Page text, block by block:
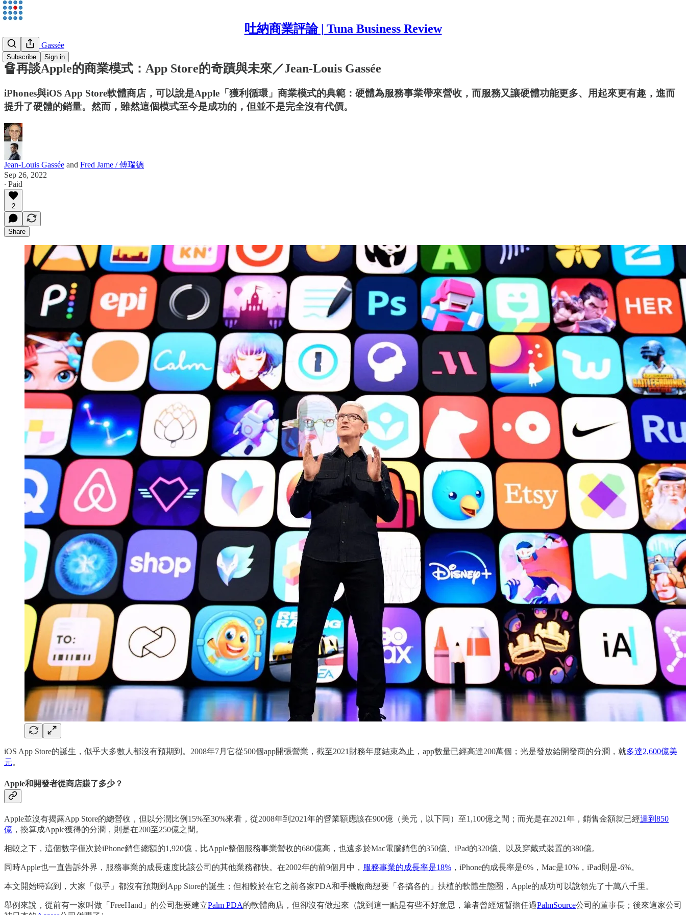
吐納商業評論 | Tuna Business Review
Subscribe Sign in
Jean-Louis Gassée
🔏再談Apple的商業模式：App Store的奇蹟與未來／Jean-Louis Gassée
iPhones與iOS App Store軟體商店，可以說是Apple「獲利循環」商業模式的典範：硬體為服務事業帶來營收，而服務又讓硬體功能更多、用起來更有趣，進而
提升了硬體的銷量。然而，雖然這個模式至今是成功的，但並不是完全沒有代價。
Jean-Louis Gassée and Fred Jame / 傅瑞德
Sep 26, 2022
∙ Paid
2
Share
iOS App Store的誕生，似乎大多數人都沒有預期到。2008年7月它從500個app開張營業，截至2021財務年度結束為止，app數量已經高達200萬個；光是發放給開發商的分潤，就多達2,600億美
元。
Apple和開發者從商店賺了多少？
Apple並沒有揭露App Store的總營收，但以分潤比例15%至30%來看，從2008年到2021年的營業額應該在900億（美元，以下同）至1,100億之間；而光是在2021年，銷售金額就已經達到850
億 ，換算成Apple獲得的分潤，則是在200至250億之間。
相較之下，這個數字僅次於iPhone銷售總額的1,920億，比Apple整個服務事業營收的680億高，也遠多於Mac電腦銷售的350億、iPad的320億、以及穿戴式裝置的380億。
同時Apple也一直告訴外界，服務事業的成長速度比該公司的其他業務都快。在2002年的前9個月中， 服務事業的成長率是18% ，iPhone的成長率是6%，Mac是10%，iPad則是-6%。
本文開始時寫到，大家「似乎」都沒有預期到App Store的誕生；但相較於在它之前各家PDA和手機廠商想要「各搞各的」扶植的軟體生態圈，Apple的成功可以說領先了十萬八千里。
舉例來說，從前有一家叫做「FreeHand」的公司想要建立Palm PDA的軟體商店，但卻沒有做起來（說到這一點是有些不好意思，筆者曾經短暫擔任過PalmSource公司的董事長；後來這家公司